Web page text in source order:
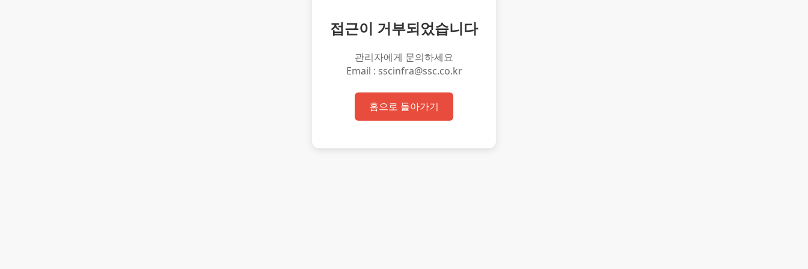
접근이 거부되었습니다
관리자에게 문의하세요
Email : sscinfra@ssc.co.kr
홈으로 돌아가기